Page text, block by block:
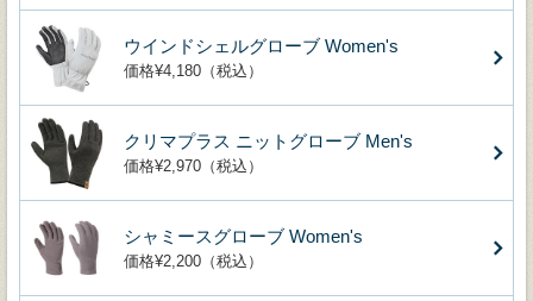
ウインドシェルグローブ Women's
価格¥4,180（税込）
クリマプラス ニットグローブ Men's
価格¥2,970（税込）
シャミースグローブ Women's
価格¥2,200（税込）